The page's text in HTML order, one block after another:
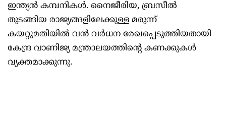
ഇന്ത്യന്‍ കമ്പനികള്‍. നൈജീരിയ, ബ്രസീല്‍
തുടങ്ങിയ രാജ്യങ്ങളിലേക്കുള്ള മരുന്ന്
കയറ്റുമതിയില്‍ വന്‍ വര്‍ധന രേഖപ്പെടുത്തിയതായി
കേന്ദ്ര വാണിജ്യ മന്ത്രാലയത്തിന്റെ കണക്കുകള്‍
വ്യക്തമാക്കുന്നു.